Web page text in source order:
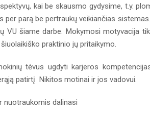
kai be skausmo gydysime, t.y.
per parą be pertraukų veikiančias
VU šiame darbe. Mokymosi motyvacija
praktinio jų pritaikymo.
tėvus ugdyti karjeros
patirtį Nikitos motinai ir jos vadovui.
nuotraukomis dalinasi